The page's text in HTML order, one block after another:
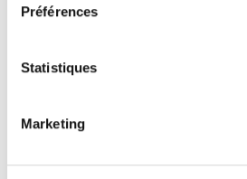
Préférences
Statistiques
Marketing